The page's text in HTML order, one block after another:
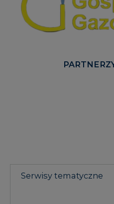
Serwisy tematyczne